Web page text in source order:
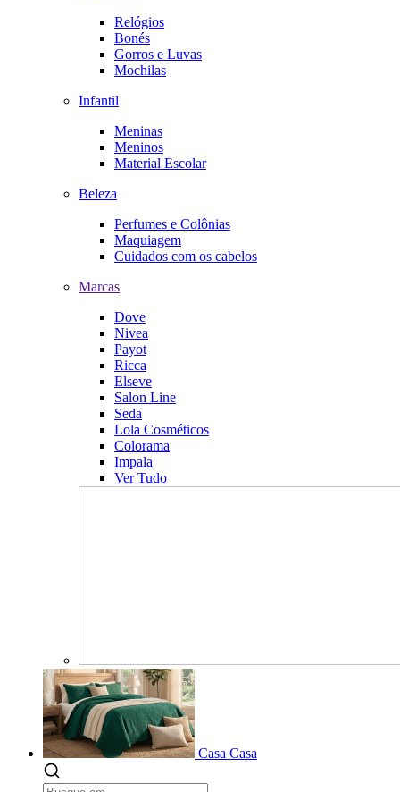
Relógios
Bonés
Gorros e Luvas
Mochilas
Infantil
Meninas
Meninos
Material Escolar
Beleza
Perfumes e Colônias
Maquiagem
Cuidados com os cabelos
Marcas
Dove
Nivea
Payot
Ricca
Elseve
Salon Line
Seda
Lola Cosméticos
Colorama
Impala
Ver Tudo
Casa Casa